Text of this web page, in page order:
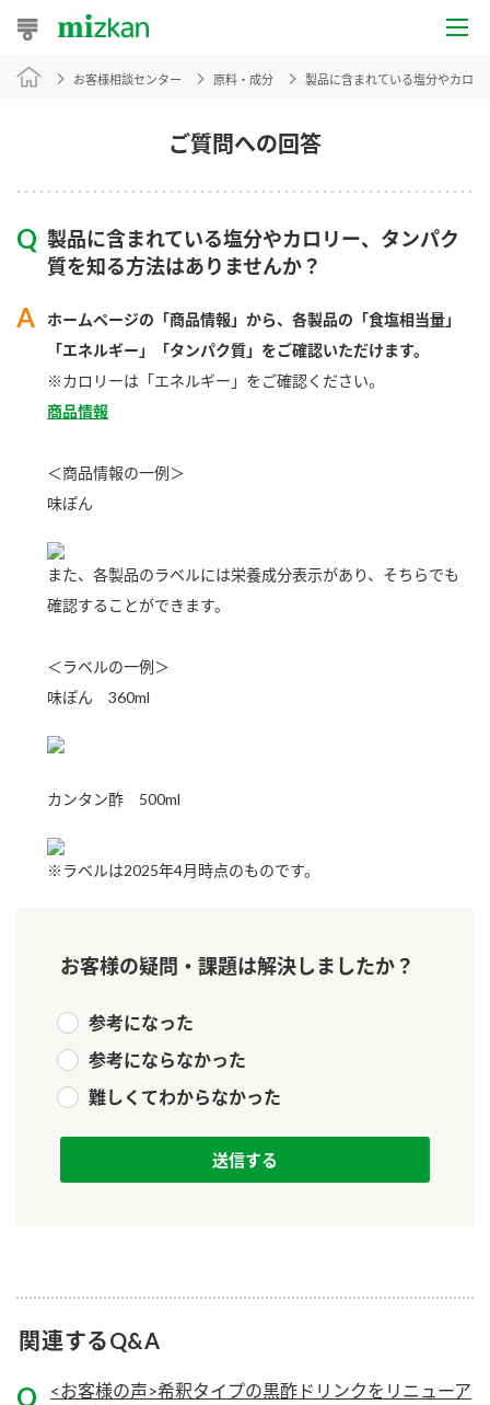
おうちレシピ
レシピ特集
レシピカテゴリ一覧
酢
みりん風・料理酒
つゆ
炊き込みご飯の素 納豆
新商品一覧
キャンペーン情報
ブランド・スペシャルサイト
ブランド・スペシャルサイト トップ
商品ブランドサイト
Fibee（ファイビー）
カンタン酢
お酢ドリンク
味ぽん
かおりの蔵
鍋なび
納豆のサイト
PIN印
ぽん酢サワー
納豆の豆知識
企業情報
企業理念
ミツカンの歴史
ミツカンを知る
ZENB initiative
MIM（ミツカンミュージアム）
キッザニア東京「ぽん酢工房」
ニュースリリース
お客様相談センター
お客様の声をいかしました
販売終了製品のご案内
お問い合わせ
地図から取り扱い店舗を探す
ご質問への回答
お客様相談センター 原料・成分 製品に含まれている塩分やカロ
製品に含まれている塩分やカロリー、タンパク
質を知る方法はありませんか？
ホームページの「商品情報」から、各製品の「食塩相当量」
「エネルギー」「タンパク質」をご確認いただけます。
※カロリーは「エネルギー」をご確認ください。
商品情報
＜商品情報の一例＞
味ぽん
また、各製品のラベルには栄養成分表示があり、そちらでも
確認することができます。
＜ラベルの一例＞
味ぽん 360ml
カンタン酢 500ml
※ラベルは2025年4月時点のものです。
お客様の疑問・課題は解決しましたか？
参考になった
参考にならなかった
難しくてわからなかった
関連するQ&A
<お客様の声>希釈タイプの黒酢ドリンクをリニューア